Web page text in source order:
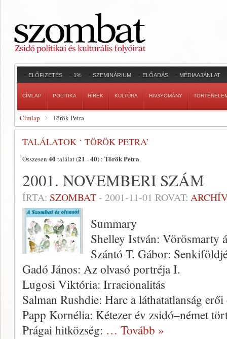
ELŐFIZETÉS 1% SZEMINÁRIUM ELŐADÁS MÉDIAAJÁNLAT
CÍMLAP POLITIKA HÍREK KULTÚRA HAGYOMÁNY
Címlap Török Petra
TALÁLATOK ‘ TÖRÖK PETRA’
Összesen 40találat (21 -40) : Török Petra.
2001. NOVEMBERI SZÁM
ÍRTA: SZOMBAT- 2001-11-01 ROVAT:
Summary
Shelley István: Vörösmarty
Szántó T. Gábor:
Gadó János: Az olvasó portréja I.
Lugosi Viktória: Irracionalitás
Salman Rushdie: Harc a láthatatlanság
Papp Kornélia: Kétezer év zsidó–német
Prágai hitközség: … Tovább »